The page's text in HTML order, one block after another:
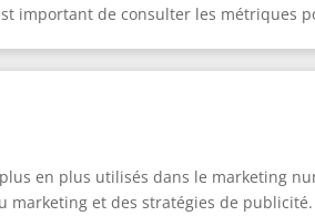
important de consulter les métriques
en plus utilisés dans le marketing
marketing et des stratégies de